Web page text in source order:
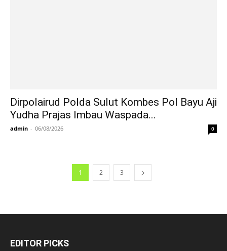
Dirpolairud Polda Sulut Kombes Pol Bayu Aji
Yudha Prajas Imbau Waspada...
admin - 06/08/2026 0
1 2 3
EDITOR PICKS